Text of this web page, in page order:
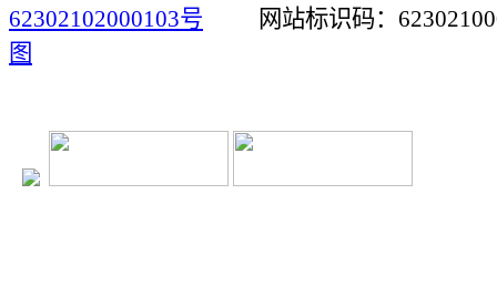
62302102000103号 网站标识码：
图